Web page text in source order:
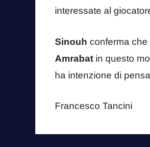
interessate al
Sinouh conferma che
Amrabat in questo
ha intenzione di
Francesco Tancini